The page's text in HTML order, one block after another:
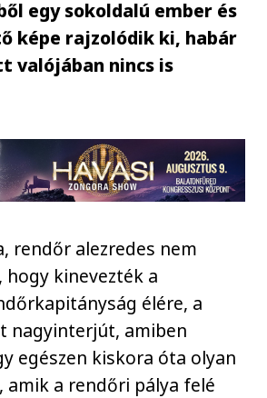
egy sokoldalú ember és
képe rajzolódik ki, habár
valójában nincs is
rendőr alezredes nem
hogy kinevezték a
élére, a
nagyinterjút, amiben
egészen kiskora óta olyan
amik a rendőri pálya felé